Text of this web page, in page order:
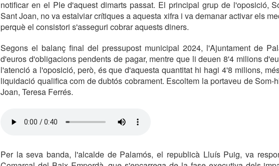
notificar en el Ple d'aquest dimarts passat. El principal grup de l'oposició,
Sant Joan, no va estalviar crítiques a aquesta xifra i va demanar activar els
perquè el consistori s'asseguri cobrar aquests diners.
Segons el balanç final del pressupost municipal 2024, l'Ajuntament de
d'euros d'obligacions pendents de pagar, mentre que li deuen 8'4 milions
l'atenció a l'oposició, però, és que d'aquesta quantitat hi hagi 4'8 milions,
liquidació qualifica com de dubtós cobrament. Escoltem la portaveu de Som-
Joan, Teresa Ferrés.
Per la seva banda, l'alcalde de Palamós, el republicà Lluís Puig, va